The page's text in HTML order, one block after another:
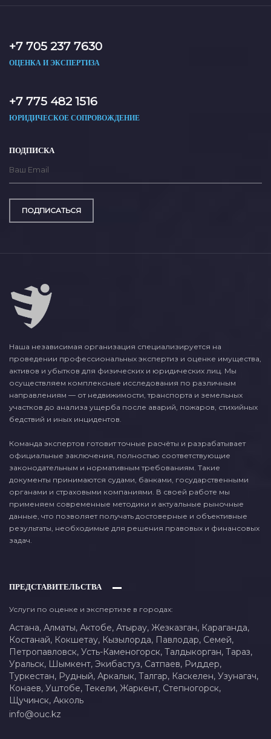
+7 705 237 7630
ОЦЕНКА И ЭКСПЕРТИЗА
+7 775 482 1516
ЮРИДИЧЕСКОЕ СОПРОВОЖДЕНИЕ
ПОДПИСКА
ПОДПИСАТЬСЯ
Наша независимая организация специализируется на
проведении профессиональных экспертиз и оценке имущества,
активов и убытков для физических и юридических лиц. Мы
осуществляем комплексные исследования по различным
направлениям — от недвижимости, транспорта и земельных
участков до анализа ущерба после аварий, пожаров, стихийных
бедствий и иных инцидентов.
Команда экспертов готовит точные расчёты и разрабатывает
официальные заключения, полностью соответствующие
законодательным и нормативным требованиям. Такие
документы принимаются судами, банками, государственными
органами и страховыми компаниями. В своей работе мы
применяем современные методики и актуальные рыночные
данные, что позволяет получать достоверные и объективные
результаты, необходимые для решения правовых и финансовых
задач.
ПРЕДСТАВИТЕЛЬСТВА
Услуги по оценке и экспертизе в городах:
Астана, Алматы, Актобе, Атырау, Жезказган, Караганда,
Костанай, Кокшетау, Кызылорда, Павлодар, Семей,
Петропавловск, Усть-Каменогорск, Талдыкорган, Тараз,
Уральск, Шымкент, Экибастуз, Сатпаев, Риддер,
Туркестан, Рудный, Аркалык, Талгар, Каскелен, Узунагач,
Конаев, Уштобе, Текели, Жаркент, Степногорск,
Щучинск, Акколь
info@ouc.kz